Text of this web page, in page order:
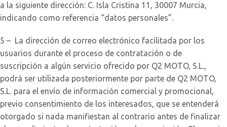
a la siguiente dirección: C. Isla Cristina 11, 30007 Murcia,
indicando como referencia “datos personales”.
5 – La dirección de correo electrónico facilitada por los
usuarios durante el proceso de contratación o de
suscripción a algún servicio ofrecido por Q2 MOTO, S.L.,
podrá ser utilizada posteriormente por parte de Q2 MOTO,
S.L. para el envío de información comercial y promocional,
previo consentimiento de los interesados, que se entenderá
otorgado si nada manifiestan al contrario antes de finalizar